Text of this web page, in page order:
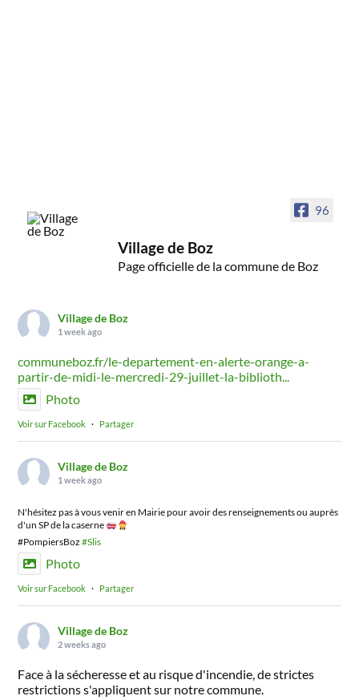
96
Village de Boz
Page officielle de la commune de Boz
Village de Boz
1 week ago
communeboz.fr/le-departement-en-alerte-orange-a-
partir-de-midi-le-mercredi-29-juillet-la-biblioth...
Photo
Voir sur Facebook · Partager
Village de Boz
1 week ago
N'hésitez pas à vous venir en Mairie pour avoir des renseignements ou auprès
d'un SP de la caserne
#PompiersBoz#Slis
Photo
Voir sur Facebook · Partager
Village de Boz
2 weeks ago
Face à la sécheresse et au risque d'incendie, de strictes
restrictions s'appliquent sur notre commune.